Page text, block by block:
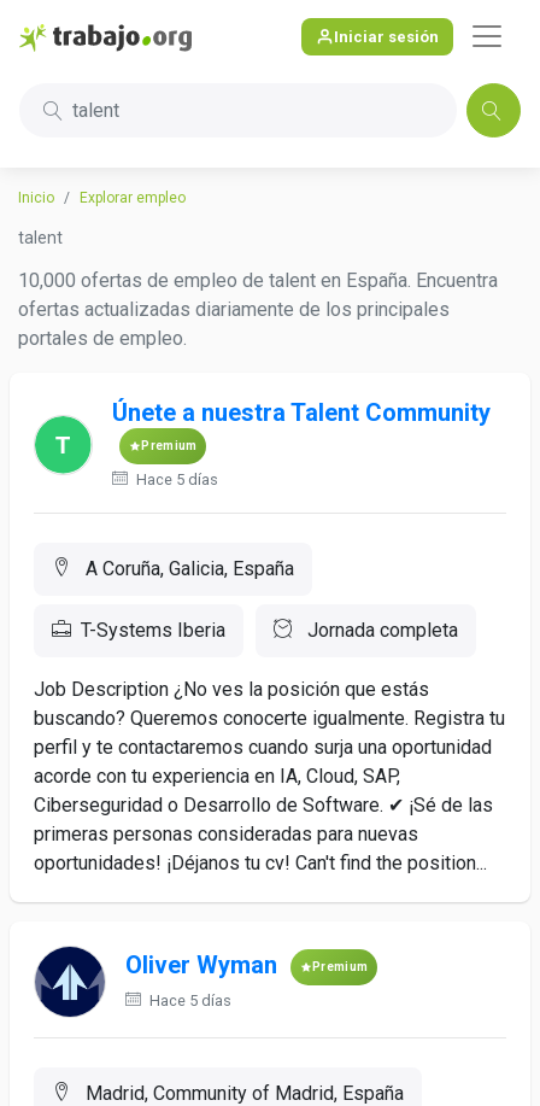
Iniciar sesión
talent
Inicio Explorar empleo
talent
10,000 ofertas de empleo de talent en España. Encuentra
ofertas actualizadas diariamente de los principales
portales de empleo.
Únete a nuestra Talent Community
Premium
Hace 5 días
A Coruña, Galicia, España
T-Systems Iberia Jornada completa
Job Description ¿No ves la posición que estás
buscando? Queremos conocerte igualmente. Registra tu
perfil y te contactaremos cuando surja una oportunidad
acorde con tu experiencia en IA, Cloud, SAP,
Ciberseguridad o Desarrollo de Software. ✔ ¡Sé de las
primeras personas consideradas para nuevas
oportunidades! ¡Déjanos tu cv! Can't find the position...
Oliver Wyman Premium
Hace 5 días
Madrid, Community of Madrid, España